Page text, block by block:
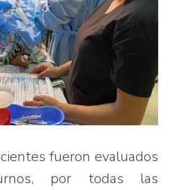
fueron evaluados
por todas las